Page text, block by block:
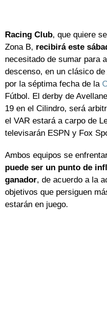
Racing Club, que quiere
Zona B, recibirá este
necesitado de sumar para
descenso, en un clásico
por la séptima fecha de la
Fútbol. El derby de
19 en el Cilindro, será
el VAR estará a carpo de
televisarán ESPN y Fox
Ambos equipos se
puede ser un punto de
ganador, de acuerdo a la
objetivos que persiguen
estarán en juego.